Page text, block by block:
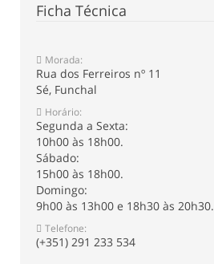
Ficha Técnica
Morada:
Rua dos Ferreiros nº 11
Sé, Funchal
Horário:
Segunda a Sexta:
10h00 às 18h00.
Sábado:
15h00 às 18h00.
Domingo:
9h00 às 13h00 e 18h30 às 20h30.
Telefone:
(+351) 291 233 534